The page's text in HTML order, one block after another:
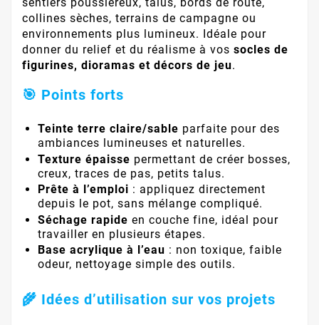
sentiers poussiéreux, talus, bords de route,
collines sèches, terrains de campagne ou
environnements plus lumineux. Idéale pour
donner du relief et du réalisme à vos socles de
figurines, dioramas et décors de jeu.
🎯 Points forts
Teinte terre claire/sable parfaite pour des
ambiances lumineuses et naturelles.
Texture épaisse permettant de créer bosses,
creux, traces de pas, petits talus.
Prête à l’emploi : appliquez directement
depuis le pot, sans mélange compliqué.
Séchage rapide en couche fine, idéal pour
travailler en plusieurs étapes.
Base acrylique à l’eau : non toxique, faible
odeur, nettoyage simple des outils.
🌾 Idées d’utilisation sur vos projets